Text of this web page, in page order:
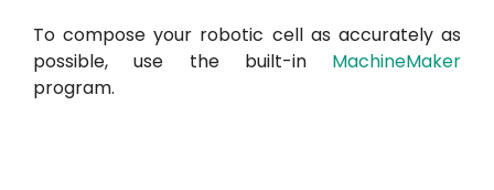
To compose your robotic cell as accurately as
possible, use the built-in MachineMaker
program.